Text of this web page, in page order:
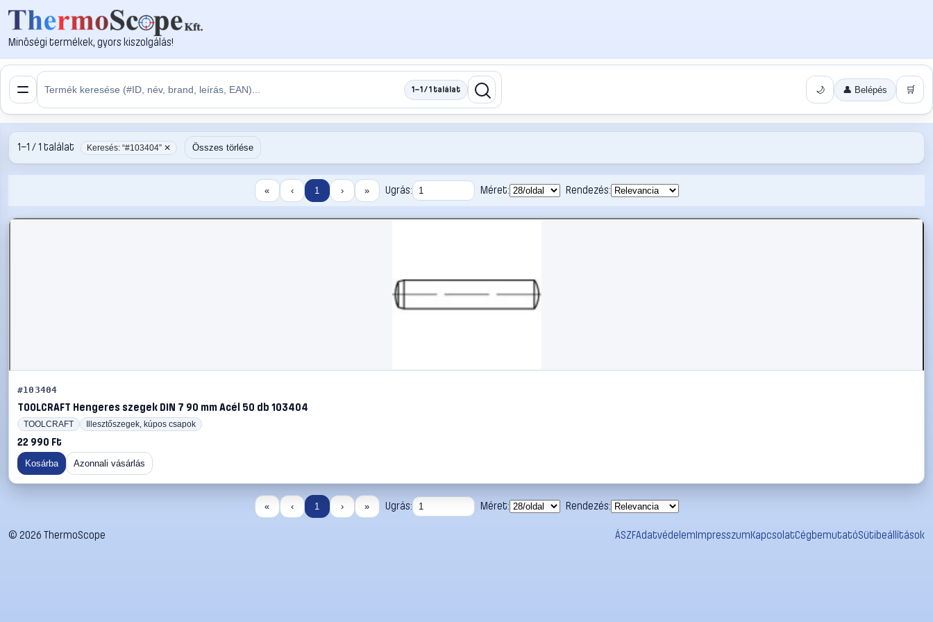
Minőségi termékek, gyors kiszolgálás!
1–1 / 1 találat 🌙 👤 Belépés 🛒
1–1 / 1 találat Keresés: “#103404” ✕ Összes törlése
« ‹ 1 › » Ugrás: Méret: Rendezés:
#103404
TOOLCRAFT Hengeres szegek DIN 7 90 mm Acél 50 db 103404
TOOLCRAFT Illesztőszegek, kúpos csapok
22 990 Ft
Kosárba Azonnali vásárlás
« ‹ 1 › » Ugrás: Méret: Rendezés:
© 2026 ThermoScope ÁSZFAdatvédelemImpresszumKapcsolatCégbemutatóSütibeállítások